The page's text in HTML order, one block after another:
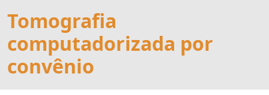
Tomografia
computadorizada por
convênio